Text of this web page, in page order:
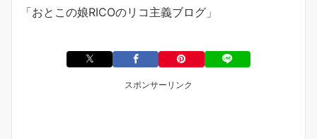
「おとこの娘RICOのリコ主義ブログ」
スポンサーリンク